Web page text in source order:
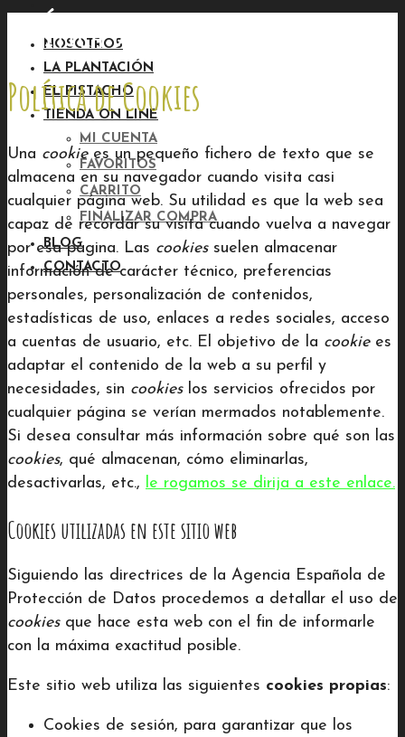
NOSOTROS
LA PLANTACIÓN
EL PISTACHO
TIENDA ON LINE
MI CUENTA
FAVORITOS
CARRITO
FINALIZAR COMPRA
BLOG
CONTACTO
POLÍTICA DE COOKIES
Política de Cookies
Una cookiees un pequeño fichero de texto que se
almacena en su navegador cuando visita casi
cualquier página web. Su utilidad es que la web sea
capaz de recordar su visita cuando vuelva a navegar
por esa página. Las cookiessuelen almacenar
información de carácter técnico, preferencias
personales, personalización de contenidos,
estadísticas de uso, enlaces a redes sociales, acceso
a cuentas de usuario, etc. El objetivo de la cookiees
adaptar el contenido de la web a su perfil y
necesidades, sin cookieslos servicios ofrecidos por
cualquier página se verían mermados notablemente.
Si desea consultar más información sobre qué son las
cookies, qué almacenan, cómo eliminarlas,
desactivarlas, etc., le rogamos se dirija a este enlace.
Cookies utilizadas en este sitio web
Siguiendo las directrices de la Agencia Española de
Protección de Datos procedemos a detallar el uso de
cookiesque hace esta web con el fin de informarle
con la máxima exactitud posible.
Este sitio web utiliza las siguientes cookies propias:
Cookies de sesión, para garantizar que los